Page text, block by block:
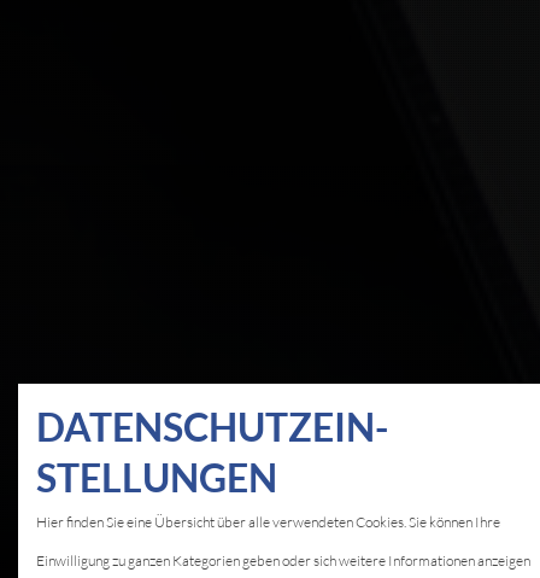
DATEN­SCHUTZ­EIN­
STELLUNGEN
Hier finden Sie eine Übersicht über alle verwendeten Cookies. Sie können Ihre
Einwilligung zu ganzen Kategorien geben oder sich weitere Informationen anzeigen